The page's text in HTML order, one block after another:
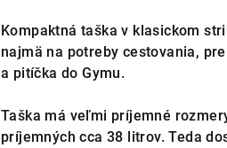
Kompaktná taška v klasickom
najmä na potreby cestovania,
a pitíčka do Gymu.
Taška má veľmi príjemné
príjemných cca 38 litrov. Teda